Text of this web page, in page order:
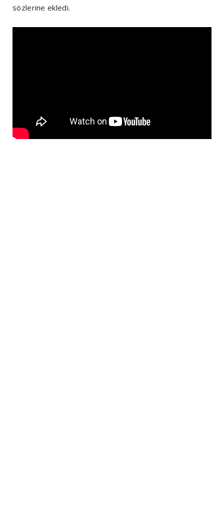
sözlerine ekledi.